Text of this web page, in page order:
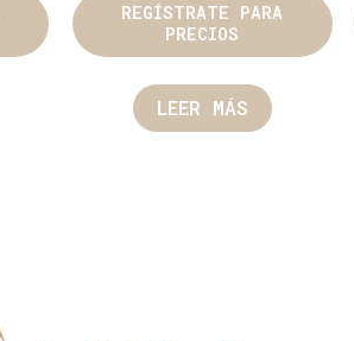
REGÍSTRATE PARA
PRECIOS
LEER MÁS